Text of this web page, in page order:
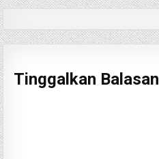
Tinggalkan Balasan